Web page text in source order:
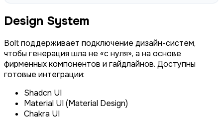
Design System
Bolt поддерживает подключение дизайн-систем,
чтобы генерация шла не «с нуля», а на основе
фирменных компонентов и гайдлайнов. Доступны
готовые интеграции:
Shadcn UI
Material UI (Material Design)
Chakra UI